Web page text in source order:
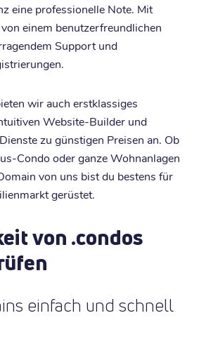
eine professionelle Note. Mit
einem benutzerfreundlichen
Support und
wir auch erstklassiges
Website-Builder und
zu günstigen Preisen an. Ob
Condo oder ganze Wohnanlagen
von uns bist du bestens für
gerüstet.
von .condos
einfach und schnell